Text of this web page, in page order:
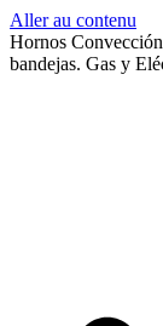
Aller au contenu
Hornos
bandejas. Gas y